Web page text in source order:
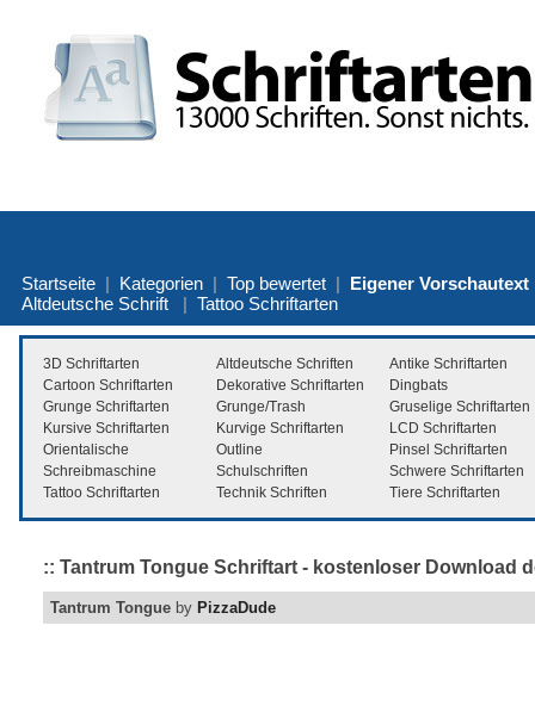
Startseite | Kategorien | Top bewertet | Eigener Vorschautext
Altdeutsche Schrift | Tattoo Schriftarten
3D Schriftarten Altdeutsche Schriften
Antike Schriftarten
Cartoon Schriftarten
Dekorative Schriftarten
Dingbats
Grunge Schriftarten
Grunge/Trash
Gruselige Schriftarten
Kursive Schriftarten
Kurvige Schriftarten
LCD Schriftarten
Orientalische
Outline
Pinsel Schriftarten
Schreibmaschine
Schulschriften
Schwere Schriftarten
Tattoo Schriftarten
Technik Schriften Tiere Schriftarten
:: Tantrum Tongue Schriftart - kostenloser Download
Tantrum Tongue by PizzaDude